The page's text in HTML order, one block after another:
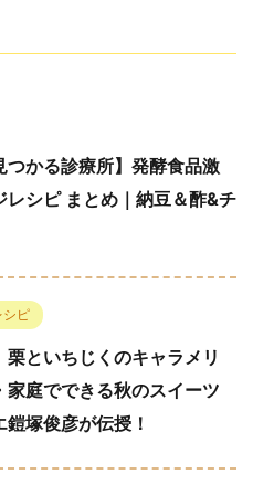
つかる診療所】発酵食品激
レシピ まとめ｜納豆＆酢&チ
シピ
栗といちじくのキャラメリ
家庭でできる秋のスイーツ
塚俊彦が伝授！